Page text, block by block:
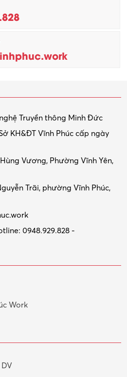
QC
tặng
Truyền thông Minh Đức
KH&ĐT Vĩnh Phúc cấp ngày
Vương, Phường Vĩnh Yên,
Trãi, phường Vĩnh Phúc,
0948.929.828 -
Work